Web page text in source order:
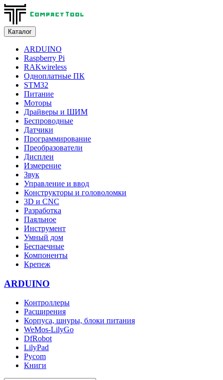
Каталог
ARDUINO
Raspberry Pi
RAKwireless
Одноплатные ПК
STM32
Питание
Моторы
Драйверы и ШИМ
Беспроводные
Датчики
Программирование
Преобразователи
Дисплеи
Измерение
Звук
Управление и ввод
Конструкторы и головоломки
3D и CNC
Разработка
Паяльное
Инструмент
Умный дом
Беспаечные
Компоненты
Крепеж
ARDUINO
Контроллеры
Расширения
Корпуса, шнуры, блоки питания
WeMos-LilyGo
DfRobot
LilyPad
Pycom
Книги